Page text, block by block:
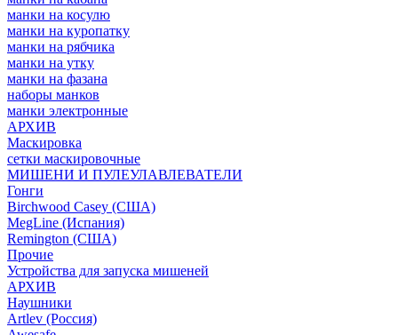
манки на косулю
манки на куропатку
манки на рябчика
манки на утку
манки на фазана
наборы манков
манки электронные
АРХИВ
Маскировка
сетки маскировочные
МИШЕНИ И ПУЛЕУЛАВЛЕВАТЕЛИ
Гонги
Birchwood Casey (США)
MegLine (Испания)
Remington (США)
Прочие
Устройства для запуска мишеней
АРХИВ
Наушники
Artlev (Россия)